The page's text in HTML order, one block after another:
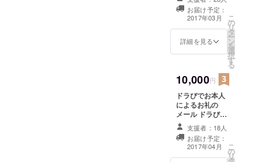
は世界中の
ロックフェ
ス、ジャズ
トフェス、
映画祭、芸
術祭でも好
評をはくし
2016年にも
大規模な世
界ツアーが
お届け予定：
2017年03月
詳細を見る
こ
の
リ
タ
ー
ン
を
選
択
す
る
10,000円
ドラびでお本人
によるお礼の
メール ドラびで
おステッカー ド
ラびでお秘蔵
シークレット
DVD
支援者：18人
お届け予定：
2017年04月
こ
の
リ